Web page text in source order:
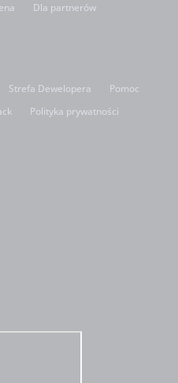
Dla partnerów
Strefa Dewelopera
Pomoc
Polityka prywatności